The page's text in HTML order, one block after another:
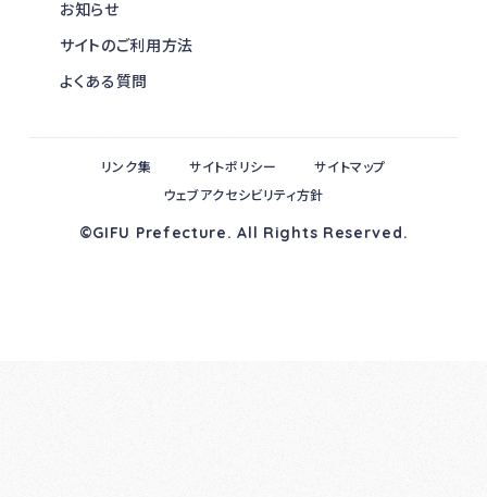
お知らせ
サイトのご利用方法
よくある質問
©GIFU Prefecture. All Rights Reserved.
リンク集 サイトポリシー
サイトマップ
ウェブアクセシビリティ方針